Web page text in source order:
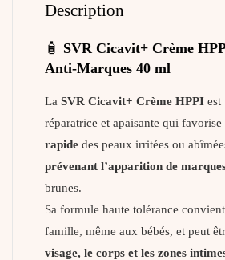
Description
🧴 SVR Cicavit+ Crème
Anti-Marques 40 ml
La SVR Cicavit+ Crème HPPI est
réparatrice et apaisante qui favorise
rapide des peaux irritées ou
prévenant l’apparition de
brunes.
Sa formule haute tolérance
famille, même aux bébés, et peut
visage, le corps et les zones